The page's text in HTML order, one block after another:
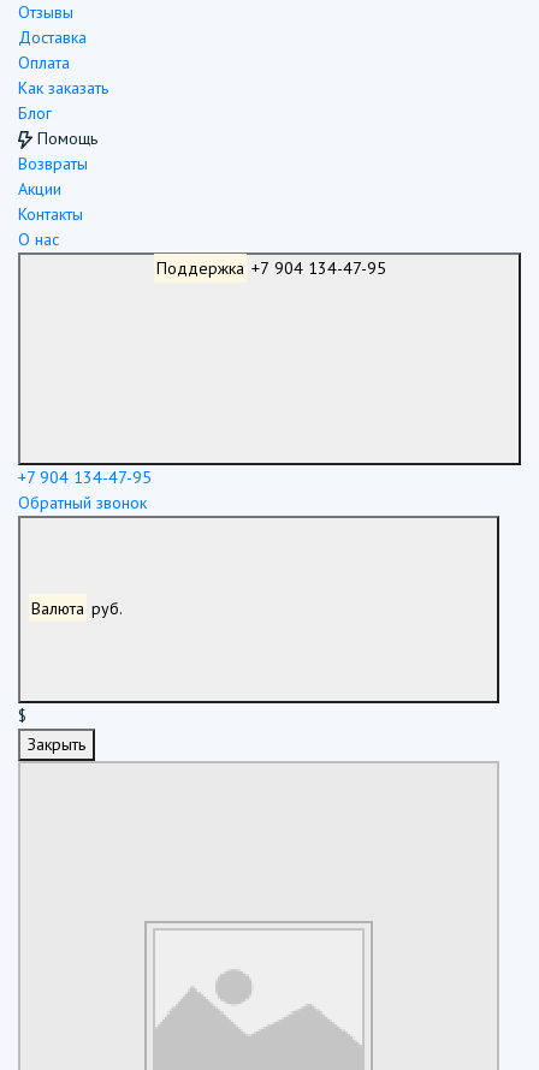
Отзывы
Доставка
Оплата
Как заказать
Блог
Помощь
Возвраты
Акции
Контакты
О нас
Поддержка
+7 904 134-47-95
Обратный звонок
Валюта руб.
$
Закрыть